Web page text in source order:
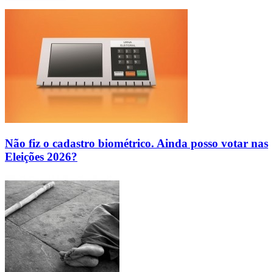
Não fiz o cadastro biométrico. Ainda posso votar nas
Eleições 2026?